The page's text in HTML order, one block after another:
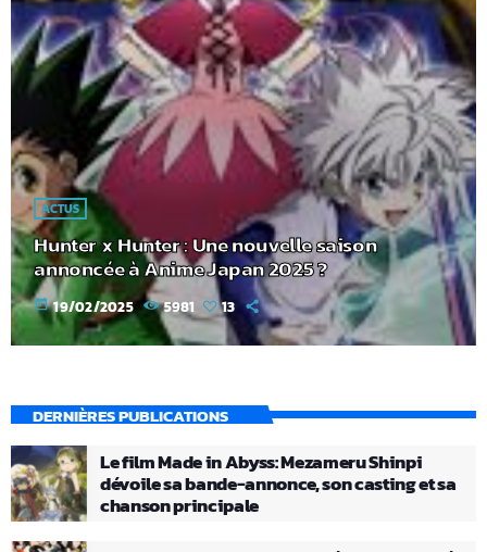
ACTUS
Hunter x Hunter : Une nouvelle saison
annoncée à Anime Japan 2025 ?
today 19/02/2025 5981 13
DERNIÈRES PUBLICATIONS
Le film Made in Abyss: Mezameru Shinpi
dévoile sa bande-annonce, son casting et sa
chanson principale